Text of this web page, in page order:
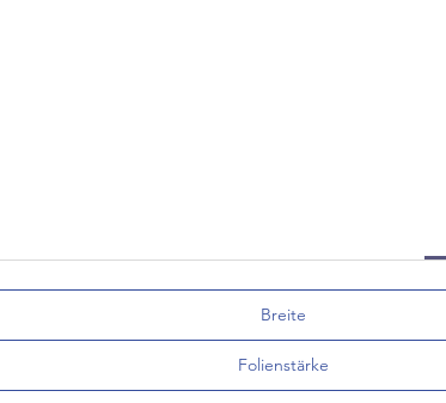
Breite
Folienstärke